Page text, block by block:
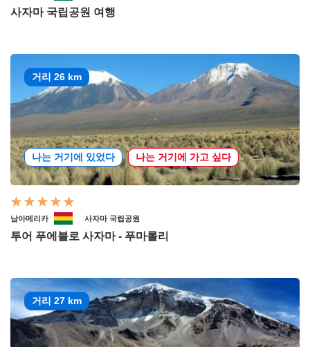
사자마 국립공원 여행
거리 26 km
나는 거기에 있었다 나는 거기에 가고 싶다
남아메리카 사자마 국립공원
투어 푸에블로 사자마 - 푸마롤리
거리 27 km